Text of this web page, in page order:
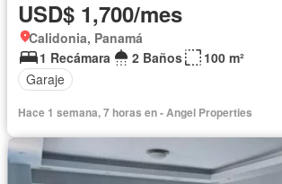
USD$ 1,700/mes
Calidonia, Panamá
1 Recámara
2 Baños
100 m²
Garaje
Hace 1 semana, 7 horas en - Angel Properties